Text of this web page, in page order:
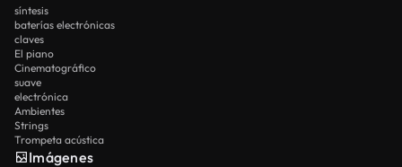
síntesis
baterías electrónicas
claves
El piano
Cinematográfico
suave
electrónica
Ambientes
Strings
Trompeta acústica
Imágenes